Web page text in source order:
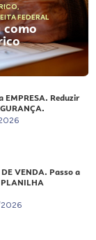
,
FEDERAL
como
EMPRESA. Reduzir
VENDA. Passo a